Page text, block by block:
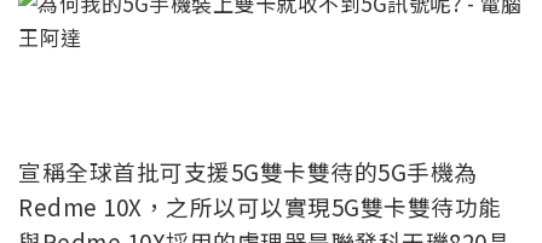
宣稱全球首批可支援5G雙卡雙待的5G手機為
Redme 10X，之所以可以實現5G雙卡雙待功能